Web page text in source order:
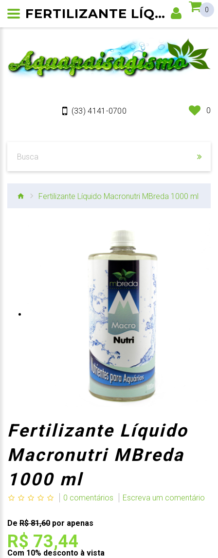
(33) 4141-0700 0
0
Fertilizante Líquido Macronutri MBreda 1000 ml
Fertilizante Líquido
Macronutri MBreda
1000 ml
0 comentários Escreva um comentário
De R$ 81,60 por apenas
R$ 73,44
Com 10% desconto à vista
FERTILIZANTE LÍQUIDO MACRONUTRI MBREDA 1000 ML